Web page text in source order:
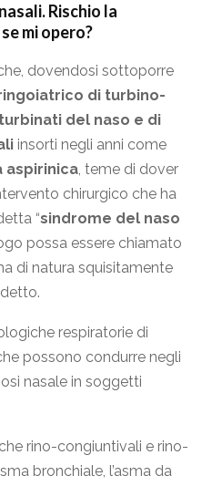
Rischio la
mi opero?
dovendosi sottoporre
di turbino-
del naso e di
insorti negli anni come
aspirinica, teme di dover
chirurgico che ha
“sindrome del naso
possa essere chiamato
di natura squisitamente
respiratorie di
possono condurre negli
nasale in soggetti
rino-congiuntivali e rino-
bronchiale, l’asma da